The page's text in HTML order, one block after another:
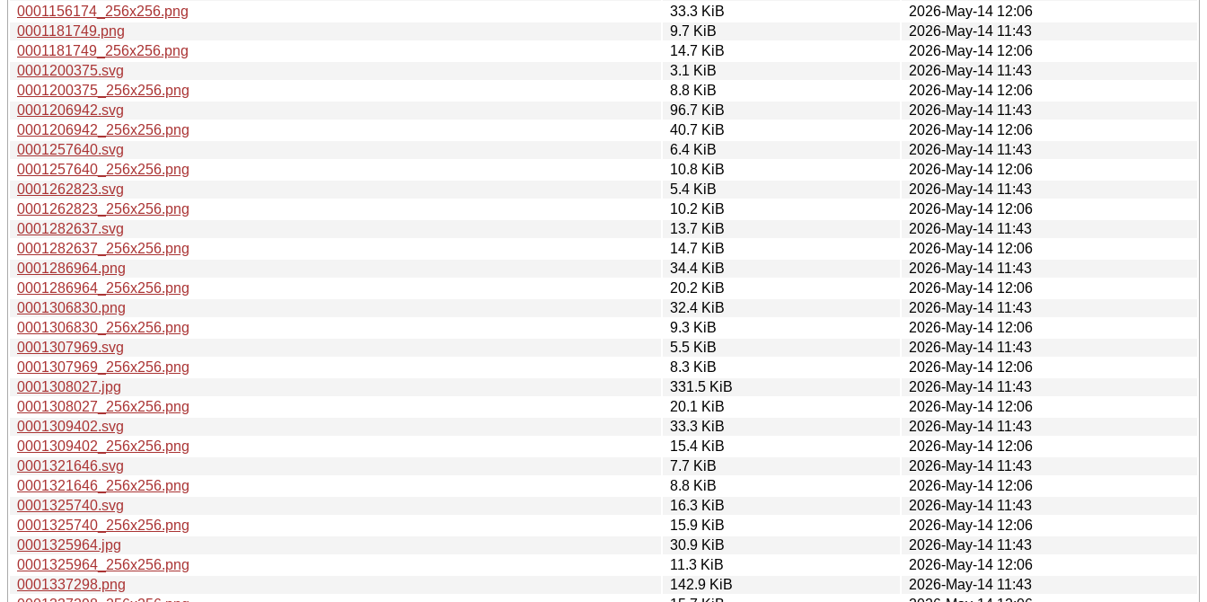
0001156174_256x256.png
33.3 KiB
2026-May-14 12:06
0001181749.png
9.7 KiB
2026-May-14 11:43
0001181749_256x256.png
14.7 KiB
2026-May-14 12:06
0001200375.svg
3.1 KiB
2026-May-14 11:43
0001200375_256x256.png
8.8 KiB
2026-May-14 12:06
0001206942.svg
96.7 KiB
2026-May-14 11:43
0001206942_256x256.png
40.7 KiB
2026-May-14 12:06
0001257640.svg
6.4 KiB
2026-May-14 11:43
0001257640_256x256.png
10.8 KiB
2026-May-14 12:06
0001262823.svg
5.4 KiB
2026-May-14 11:43
0001262823_256x256.png
10.2 KiB
2026-May-14 12:06
0001282637.svg
13.7 KiB
2026-May-14 11:43
0001282637_256x256.png
14.7 KiB
2026-May-14 12:06
0001286964.png
34.4 KiB
2026-May-14 11:43
0001286964_256x256.png
20.2 KiB
2026-May-14 12:06
0001306830.png
32.4 KiB
2026-May-14 11:43
0001306830_256x256.png
9.3 KiB
2026-May-14 12:06
0001307969.svg
5.5 KiB
2026-May-14 11:43
0001307969_256x256.png
8.3 KiB
2026-May-14 12:06
0001308027.jpg
331.5 KiB
2026-May-14 11:43
0001308027_256x256.png
20.1 KiB
2026-May-14 12:06
0001309402.svg
33.3 KiB
2026-May-14 11:43
0001309402_256x256.png
15.4 KiB
2026-May-14 12:06
0001321646.svg
7.7 KiB
2026-May-14 11:43
0001321646_256x256.png
8.8 KiB
2026-May-14 12:06
0001325740.svg
16.3 KiB
2026-May-14 11:43
0001325740_256x256.png
15.9 KiB
2026-May-14 12:06
0001325964.jpg
30.9 KiB
2026-May-14 11:43
0001325964_256x256.png
11.3 KiB
2026-May-14 12:06
0001337298.png
142.9 KiB
2026-May-14 11:43